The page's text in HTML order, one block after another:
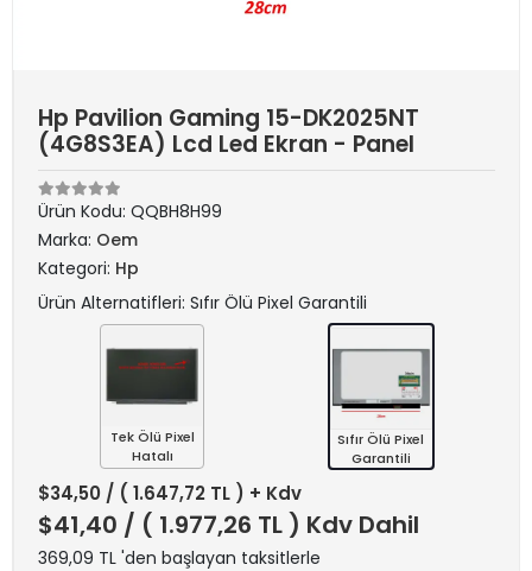
Hp Pavilion Gaming 15-DK2025NT
(4G8S3EA) Lcd Led Ekran - Panel
Ürün Kodu: QQBH8H99
Marka: Oem
Kategori: Hp
Ürün Alternatifleri: Sıfır Ölü Pixel Garantili
Tek Ölü Pixel
Hatalı
Sıfır Ölü Pixel
Garantili
$34,50 / ( 1.647,72 TL ) + Kdv
$41,40 / ( 1.977,26 TL ) Kdv Dahil
369,09 TL 'den başlayan taksitlerle